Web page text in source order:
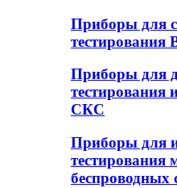
Приборы для
Приборы для
тестирования
СКС
Приборы для
тестирования
беспроводных